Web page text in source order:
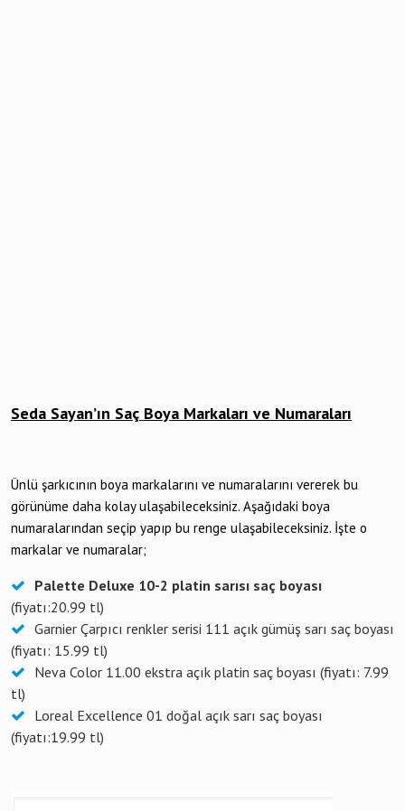
Seda Sayan’ın Saç Boya Markaları ve Numaraları
Ünlü şarkıcının boya markalarını ve numaralarını vererek bu
görünüme daha kolay ulaşabileceksiniz. Aşağıdaki boya
numaralarından seçip yapıp bu renge ulaşabileceksiniz. İşte o
markalar ve numaralar;
Palette Deluxe 10-2 platin sarısı saç boyası
(fiyatı:20.99 tl)
Garnier Çarpıcı renkler serisi 111 açık gümüş sarı saç boyası
(fiyatı: 15.99 tl)
Neva Color 11.00 ekstra açık platin saç boyası (fiyatı: 7.99
tl)
Loreal Excellence 01 doğal açık sarı saç boyası
(fiyatı:19.99 tl)